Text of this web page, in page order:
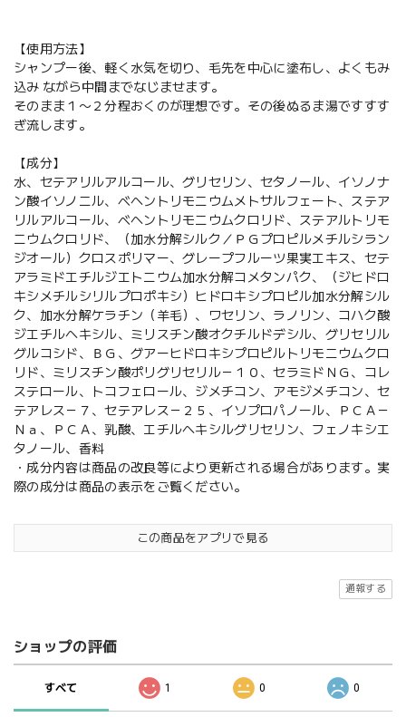
【使用方法】
シャンプー後、軽く水気を切り、毛先を中心に塗布し、よくもみ
込み ながら中間までなじませます。
そのまま１〜２分程おくのが理想です。その後ぬるま湯ですすす
ぎ流します。
【成分】
水、セテアリルアルコール、グリセリン、セタノール、イソノナ
ン酸イソノニル、ベヘントリモニウムメトサルフェート、ステア
リルアルコール、ベヘントリモニウムクロリド、ステアルトリモ
ニウムクロリド、（加水分解シルク／ＰＧプロピルメチルシラン
ジオール）クロスポリマー、グレープフルーツ果実エキス、セテ
アラミドエチルジエトニウム加水分解コメタンパク、（ジヒドロ
キシメチルシリルプロポキシ）ヒドロキシプロピル加水分解シル
ク、加水分解ケラチン（羊毛）、ワセリン、ラノリン、コハク酸
ジエチルヘキシル、ミリスチン酸オクチルドデシル、グリセリル
グルコシド、ＢＧ、グアーヒドロキシプロピルトリモニウムクロ
リド、ミリスチン酸ポリグリセリル－１０、セラミドＮＧ、コレ
ステロール、トコフェロール、ジメチコン、アモジメチコン、セ
テアレス－７、セテアレス－２５、イソプロパノール、ＰＣＡ－
Ｎａ、ＰＣＡ、乳酸、エチルヘキシルグリセリン、フェノキシエ
タノール、香料
・成分内容は商品の改良等により更新される場合があります。実
際の成分は商品の表示をご覧ください。
この商品をアプリで見る
通報する
ショップの評価
すべて 1 0 0